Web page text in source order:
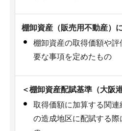
棚卸資産（販売用不動産）
棚卸資産の取得価額や
要な事項を定めたもの
＜棚卸資産配賦基準（大阪
取得価額に加算する関
の造成地区に配賦する